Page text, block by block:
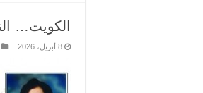
الكويت…
8 أبريل، 2026